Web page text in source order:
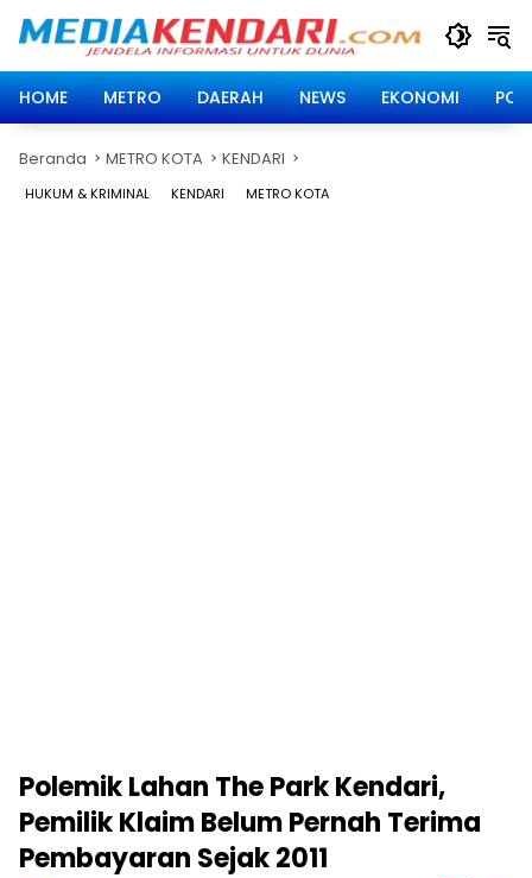
HOME
METRO DAERAH NEWS EKONOMI
Beranda METRO KOTA KENDARI
HUKUM & KRIMINAL KENDARI METRO KOTA
Polemik Lahan The Park Kendari,
Pemilik Klaim Belum Pernah Terima
Pembayaran Sejak 2011